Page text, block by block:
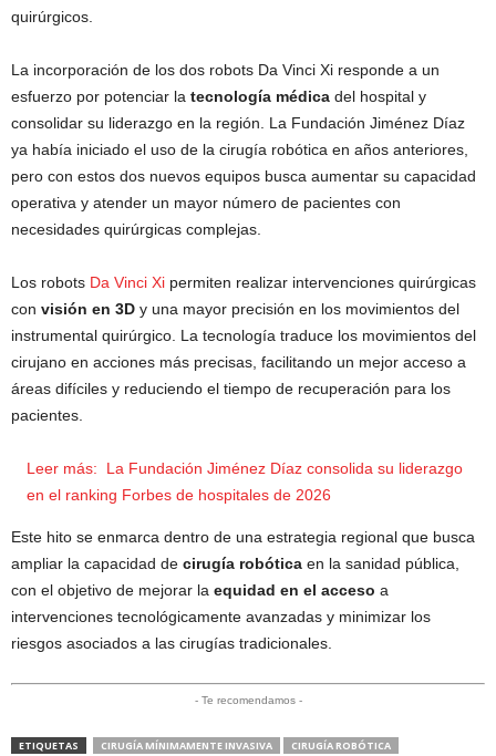
quirúrgicos.
La incorporación de los dos robots Da Vinci Xi responde a un
esfuerzo por potenciar la tecnología médica del hospital y
consolidar su liderazgo en la región. La Fundación Jiménez Díaz
ya había iniciado el uso de la cirugía robótica en años anteriores,
pero con estos dos nuevos equipos busca aumentar su capacidad
operativa y atender un mayor número de pacientes con
necesidades quirúrgicas complejas.
Los robots Da Vinci Xi permiten realizar intervenciones quirúrgicas
con visión en 3D y una mayor precisión en los movimientos del
instrumental quirúrgico. La tecnología traduce los movimientos del
cirujano en acciones más precisas, facilitando un mejor acceso a
áreas difíciles y reduciendo el tiempo de recuperación para los
pacientes.
Leer más:
La Fundación Jiménez Díaz consolida su liderazgo
en el ranking Forbes de hospitales de 2026
Este hito se enmarca dentro de una estrategia regional que busca
ampliar la capacidad de cirugía robótica en la sanidad pública,
con el objetivo de mejorar la equidad en el acceso a
intervenciones tecnológicamente avanzadas y minimizar los
riesgos asociados a las cirugías tradicionales.
- Te recomendamos -
ETIQUETAS CIRUGÍA MÍNIMAMENTE INVASIVA
CIRUGÍA ROBÓTICA